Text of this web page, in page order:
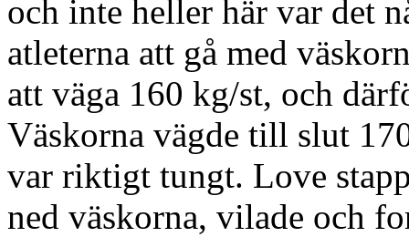
och inte heller här var det
atleterna att gå med
att väga 160 kg/st, och
Väskorna vägde till slut
var riktigt tungt. Love
ned väskorna, vilade och